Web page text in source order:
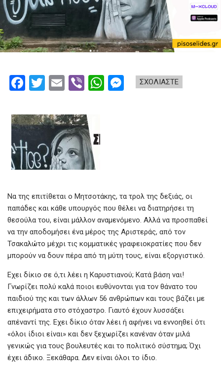
ΣΧΟΛΙΑΣΤΕ
F
ce
b
o
o
T
tt
er
E
ail
Vi
er
W
Να της επιτίθεται ο Μητσοτάκης, τα τρολ της δεξιάς, οι
παπάδες και κάθε υπουργός που θέλει να διατηρήσει τη
θεσούλα του, είναι μάλλον αναμενόμενο. Αλλά να προσπαθεί
να την αποδομήσει ένα μέρος της Αριστεράς, από τον
Τσακαλώτο μέχρι τις κομματικές γραφειοκρατίες που δεν
μπορούν να δουν πέρα από τη μύτη τους, είναι εξοργιστικό.
Εχει δίκιο σε ό,τι λέει η Καρυστιανού; Κατά βάση ναι!
Γνωρίζει πολύ καλά ποιοι ευθύνονται για τον θάνατο του
παιδιού της και των άλλων 56 ανθρώπων και τους βάζει με
επιχειρήματα στο στόχαστρο. Γιαυτό έχουν λυσσάξει
απέναντί της. Εχει δίκιο όταν λέει ή αφήνει να εννοηθεί ότι
«όλοι ίδιοι είναι» και δεν ξεχωρίζει κανέναν όταν μιλά
γενικώς για τους βουλευτές και το πολιτικό σύστημα; Όχι
έχει άδικο. Ξεκάθαρα. Δεν είναι όλοι το ίδιο.